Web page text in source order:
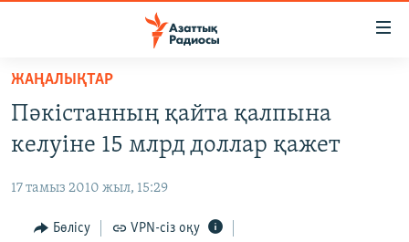
Skip
main
content
to
Navigation
AZATTYQTV
ҚАҢТАР ОҚИҒАСЫ
АДАМ ҚҰҚЫҚТАРЫ
ЖАҢАЛЫҚТАР
Пәкістанның қайта қалпына
келуіне 15 млрд доллар қажет
17 тамыз 2010 жыл, 15:29
Бөлісу VPN-сіз оқу